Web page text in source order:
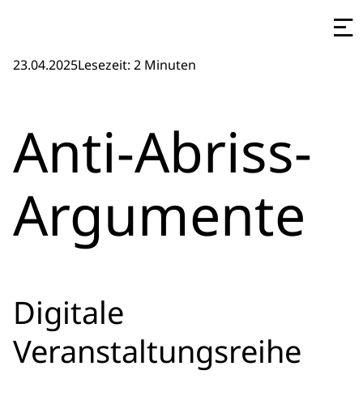
23.04.2025Lesezeit: 2 Minuten
Anti-Abriss-
Argumente
Digitale
Veranstaltungsreihe